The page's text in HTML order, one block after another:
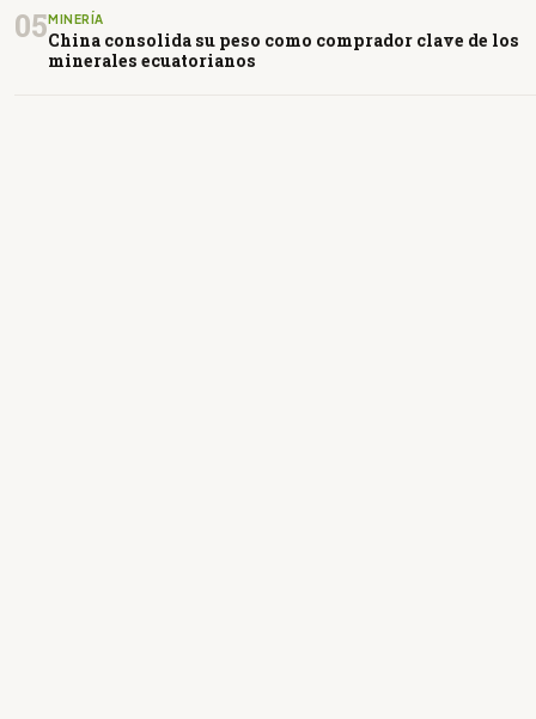
05MINERÍA
China consolida su peso como comprador clave de los
minerales ecuatorianos